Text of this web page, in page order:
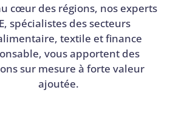
cœur des régions, nos experts
spécialistes des secteurs
textile et finance
vous apportent des
sur mesure à forte valeur
ajoutée.